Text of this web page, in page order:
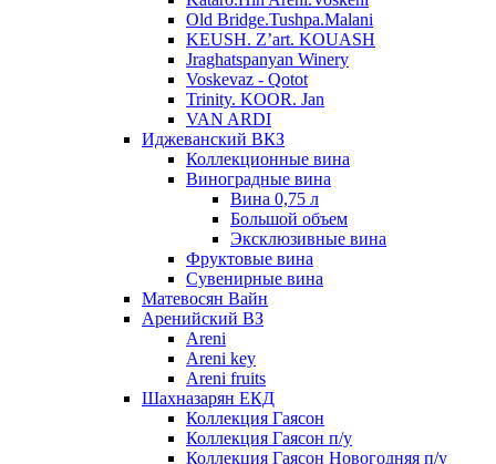
Old Bridge.Tushpa.Malani
KEUSH. Z’art. KOUASH
Jraghatspanyan Winery
Voskevaz - Qotot
Trinity. KOOR. Jan
VAN ARDI
Иджеванский ВКЗ
Коллекционные вина
Виноградные вина
Вина 0,75 л
Большой объем
Эксклюзивные вина
Фруктовые вина
Cувенирные вина
Матевосян Вайн
Аренийский ВЗ
Areni
Areni key
Areni fruits
Шахназарян ЕКД
Коллекция Гаясон
Коллекция Гаясон п/у
Коллекция Гаясон Новогодняя п/у